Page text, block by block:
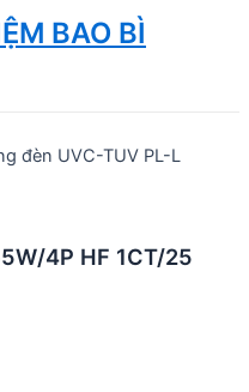
BAO BÌ
đèn UVC-TUV PL-L
4P HF 1CT/25